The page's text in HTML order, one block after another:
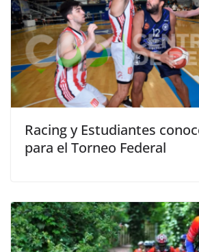
Racing y Estudiantes
para el Torneo Federal